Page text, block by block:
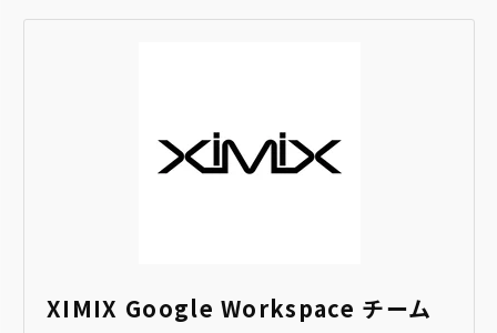
XIMIX Google Workspace チーム